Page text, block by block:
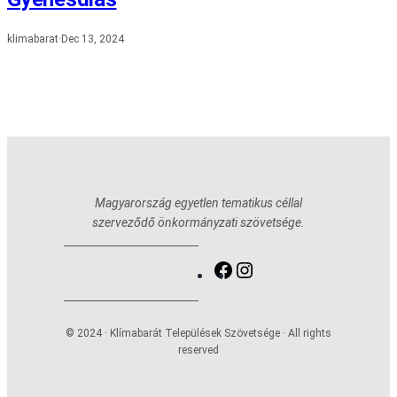
klimabarat· Dec 13, 2024
Magyarország egyetlen tematikus céllal
szerveződő önkormányzati szövetsége.
Facebook
© 2024 · Klímabarát Települések Szövetsége · All rights
reserved